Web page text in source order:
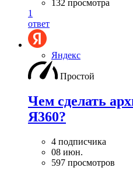
132 просмотра
1
ответ
Яндекс
Простой
Чем сделать
Я360?
4 подписчика
08 июн.
597 просмотров